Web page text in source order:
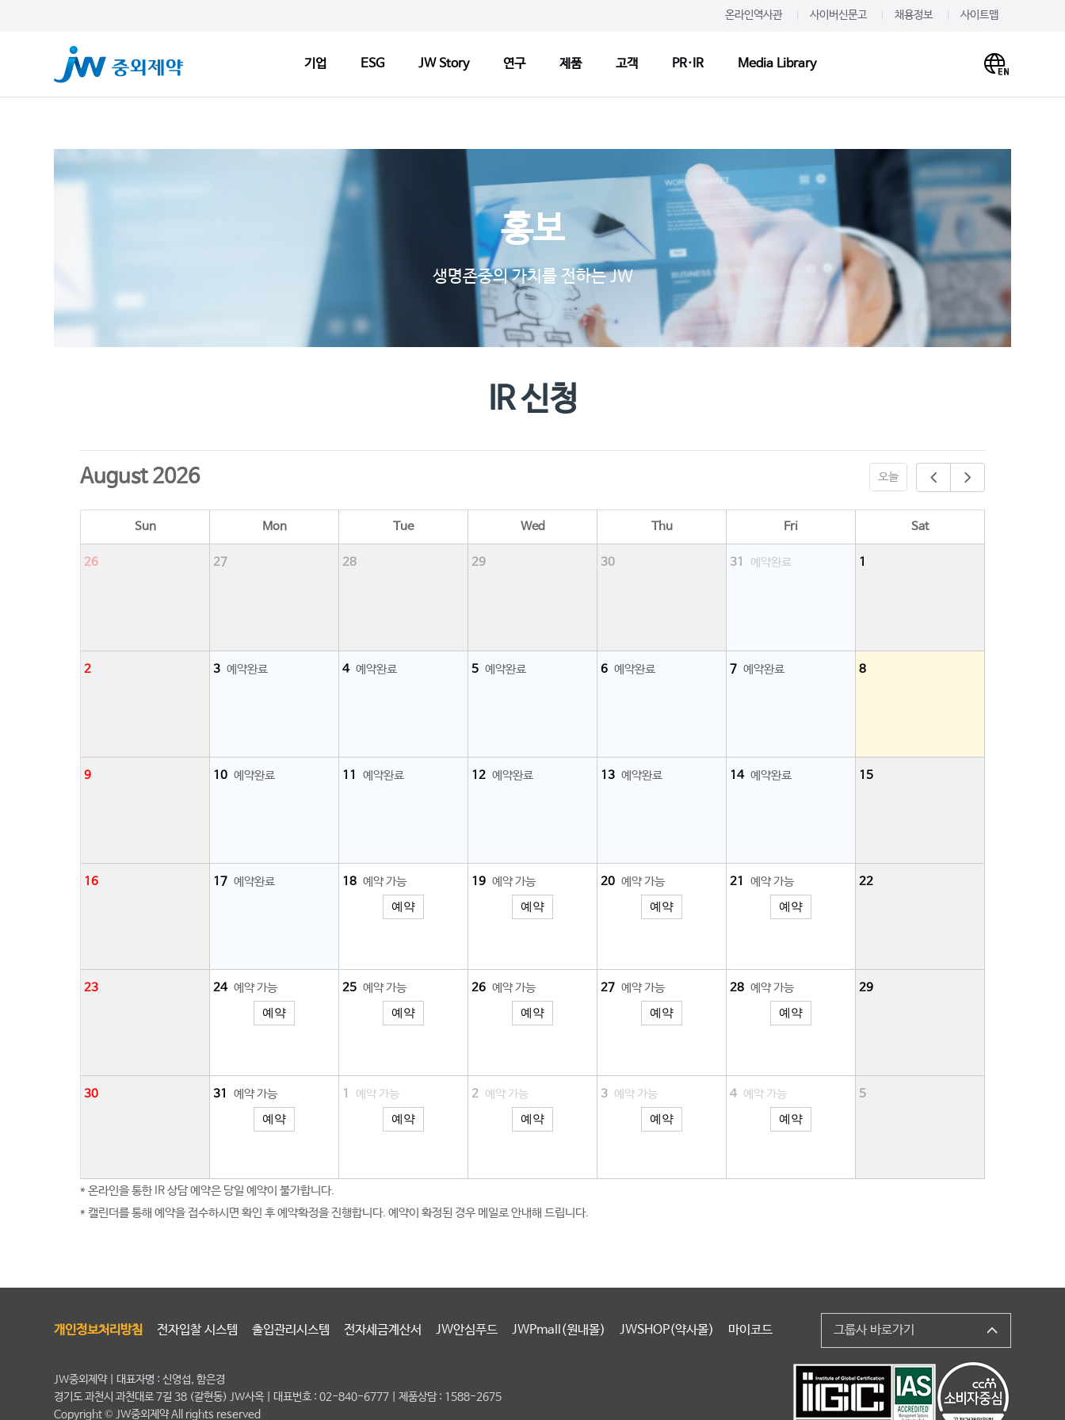
온라인역사관 사이버신문고 채용정보 사이트맵
기업 ESG JW Story 연구 제품 고객 PR·IR Media Library
JW WAY
Health&Tech
JW Brand
ESG News
연구 네트워크
허가변경알림
CCM 인사말
CCM 소개
CCM 선언문
제품개선사례
고객문의
1:1 문의하기
지출보고 신청
프레스룸
JW를 주목하다
알려드립니다
재무정보
주가·공시
IR문의하기
이미지
홍보
생명존중의 가치를 전하는 JW
IR 신청​
August 2026 오늘
Sun Mon Tue Wed Thu Fri Sat
26 27 28 29 30 31 예약완료 1
2 3 예약완료 4 예약완료 5 예약완료 6 예약완료 7 예약완료 8
9 10 예약완료 11 예약완료 12 예약완료 13 예약완료 14 예약완료 15
16 17 예약완료 18 예약 가능
예약
19 예약 가능
예약
20 예약 가능
예약
21 예약 가능
예약
22
23 24 예약 가능
예약
25 예약 가능
예약
26 예약 가능
예약
27 예약 가능
예약
28 예약 가능
예약
29
30 31 예약 가능
예약
1 예약 가능
예약
2 예약 가능
예약
3 예약 가능
예약
4 예약 가능
예약
5
* 온라인을 통한 IR 상담 예약은 당일 예약이 불가합니다.
* 캘린더를 통해 예약을 접수하시면 확인 후 예약확정을 진행합니다. 예약이 확정된 경우 메일로 안내해 드립니다.​
그룹사 바로가기
개인정보처리방침 전자입찰 시스템 출입관리시스템 전자세금계산서 JW안심푸드 JWPmall(원내몰) JWSHOP(약사몰) 마이코드
JW중외제약 | 대표자명 : 신영섭, 함은경
경기도 과천시 과천대로 7길 38 (갈현동) JW사옥 | 대표번호 : 02-840-6777 | 제품상담 : 1588-2675
Copyright © JW중외제약 All rights reserved